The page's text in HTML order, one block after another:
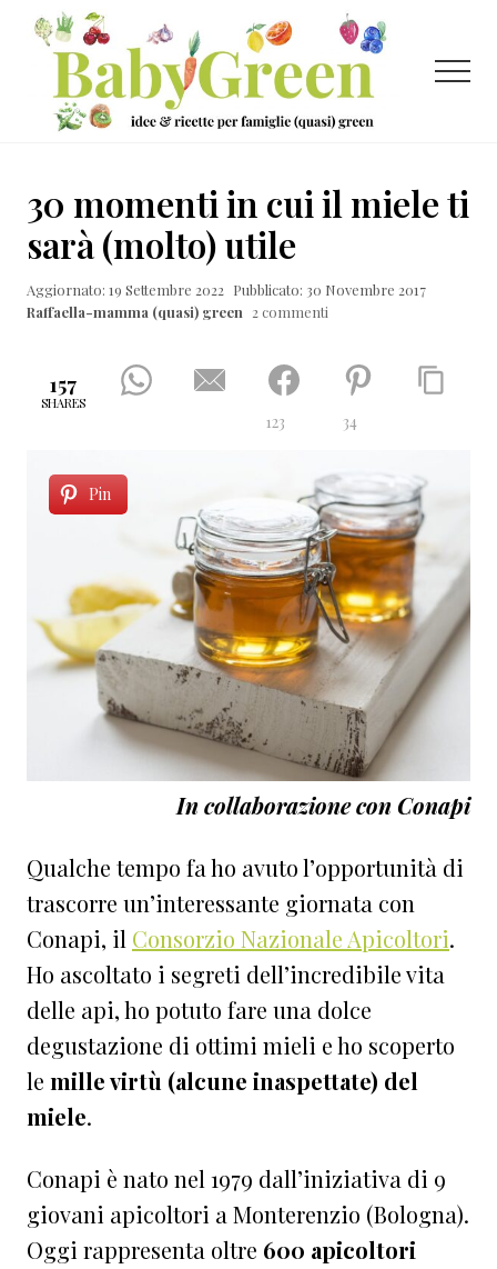
Menu
Passa
contenuto
principale
Passa
laterale
primaria
Passa
ricette
per
famiglie
Menu
30 momenti in cui il miele ti
sarà (molto) utile
Aggiornato: 19 Settembre 2022 Pubblicato: 30 Novembre 2017
Raffaella-mamma (quasi) green 2 commenti
157
SHARES
123 34
Pin
In collaborazione con Conapi
Qualche tempo fa ho avuto l’opportunità di
trascorre un’interessante giornata con
Conapi, il Consorzio Nazionale Apicoltori.
Ho ascoltato i segreti dell’incredibile vita
delle api, ho potuto fare una dolce
degustazione di ottimi mieli e ho scoperto
le mille virtù (alcune inaspettate) del
miele.
Conapi è nato nel 1979 dall’iniziativa di 9
giovani apicoltori a Monterenzio (Bologna).
Oggi rappresenta oltre 600 apicoltori